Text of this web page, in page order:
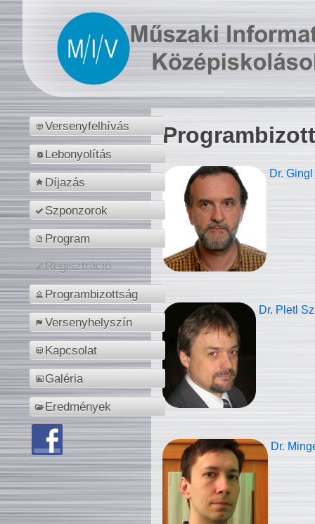
Versenyfelhívás
Lebonyolítás
Díjazás
Szponzorok
Program
Regisztráció
Programbizottság
Versenyhelyszín
Kapcsolat
Galéria
Eredmények
Dr.
Dr. Pletl
Dr.